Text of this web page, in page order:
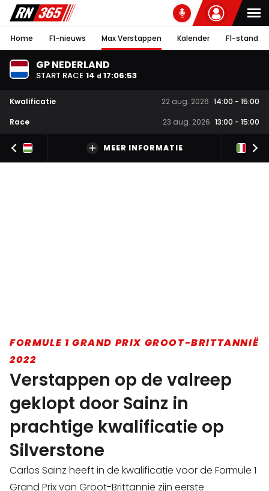
Home F1-nieuws Max Verstappen Kalender F1-stand
GP NEDERLAND
START RACE 14 d 17:06:52
Kwalificatie 22 aug. 2026 14:00 - 15:00
Race
23 aug. 2026 13:00 - 15:00
MEER INFORMATIE
FORMULE 1 GRAND PRIX GROOT-BRITTANNIË
2022
Verstappen op de valreep
geklopt door Sainz in
prachtige kwalificatie op
Silverstone
Carlos Sainz heeft in de kwalificatie voor de Formule 1
Grand Prix van Groot-Brittannië zijn eerste